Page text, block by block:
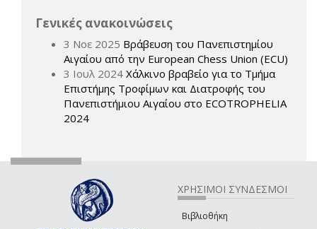
Γενικές ανακοινώσεις
3 Νοε 2025 Βράβευση του Πανεπιστημίου
Αιγαίου από την European Chess Union (ECU)
3 Ιουλ 2024 Χάλκινο βραβείο για το Τμήμα
Επιστήμης Τροφίμων και Διατροφής του
Πανεπιστήμιου Αιγαίου στο ECOTROPHELIA
2024
ΧΡΗΣΙΜΟΙ ΣΥΝΔΕΣΜΟΙ
Βιβλιοθήκη